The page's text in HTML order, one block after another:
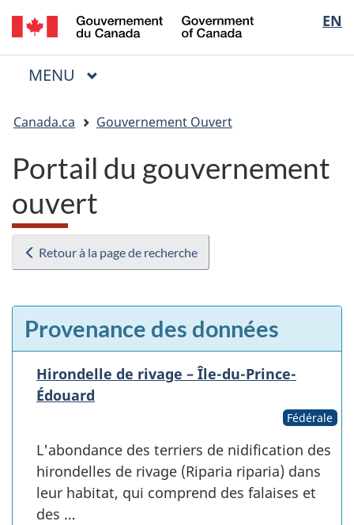
Passer
au
contenu
Passer
à
« Au
Passer
à
la
EN
of
Menu
MENU PRINCIPAL
êtes
ici
Canada.ca Gouvernement Ouvert
Portail du gouvernement
ouvert
Retour à la page de recherche
Provenance des données
Hirondelle de rivage – Île-du-Prince-
Édouard
Fédérale
L'abondance des terriers de nidification des
hirondelles de rivage (Riparia riparia) dans
leur habitat, qui comprend des falaises et
des …